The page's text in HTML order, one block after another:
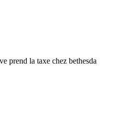
prend la taxe chez bethesda